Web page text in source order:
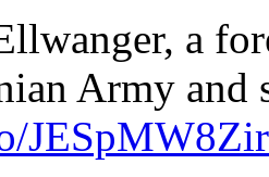
a
Army and
JESpMW8Zir